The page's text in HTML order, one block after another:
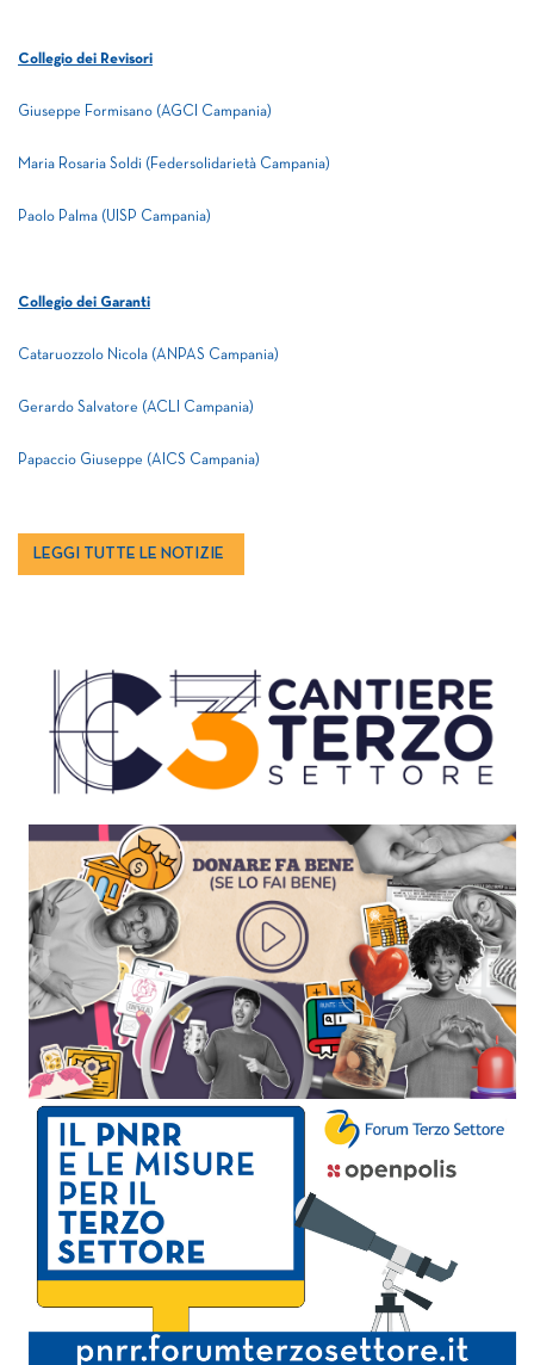
Collegio dei Revisori
Giuseppe Formisano (AGCI Campania)
Maria Rosaria Soldi (Federsolidarietà Campania)
Paolo Palma (UISP Campania)
Collegio dei Garanti
Cataruozzolo Nicola (ANPAS Campania)
Gerardo Salvatore (ACLI Campania)
Papaccio Giuseppe (AICS Campania)
LEGGI TUTTE LE NOTIZIE